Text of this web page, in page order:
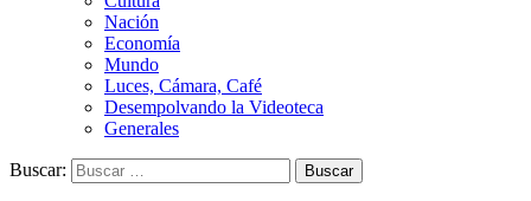
Nación
Economía
Mundo
Luces, Cámara, Café
Desempolvando la Videoteca
Generales
Buscar: